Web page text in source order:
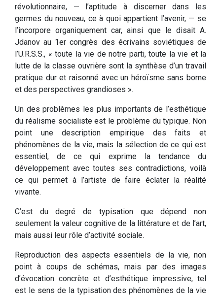
révolutionnaire, — l’aptitude à discerner dans les
germes du nouveau, ce à quoi appartient l’avenir, — se
l’incorpore organiquement car, ainsi que le disait A.
Jdanov au 1er congrès des écrivains soviétiques de
l’U.R.S.S., « toute la vie de notre parti, toute la vie et la
lutte de la classe ouvrière sont la synthèse d’un travail
pratique dur et raisonné avec un héroïsme sans borne
et des perspectives grandioses ».
Un des problèmes les plus importants de l’esthétique
du réalisme socialiste est le problème du typique. Non
point une description empirique des faits et
phénomènes de la vie, mais la sélection de ce qui est
essentiel, de ce qui exprime la tendance du
développement avec toutes ses contradictions, voilà
ce qui permet à l’artiste de faire éclater la réalité
vivante.
C’est du degré de typisation que dépend non
seulement la valeur cognitive de la littérature et de l’art,
mais aussi leur rôle d’activité sociale.
Reproduction des aspects essentiels de la vie, non
point à coups de schémas, mais par des images
d’évocation concrète et d’esthétique impressive, tel
est le sens de la typisation des phénomènes de la vie